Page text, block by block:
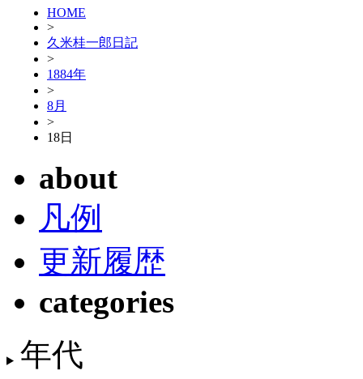
HOME
>
久米桂一郎日記
>
1884年
>
8月
>
18日
about
凡例
更新履歴
categories
年代